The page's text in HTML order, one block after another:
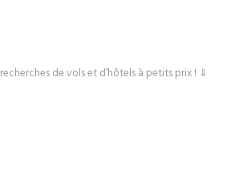
de vols et d’hôtels à petits prix ! ⇓